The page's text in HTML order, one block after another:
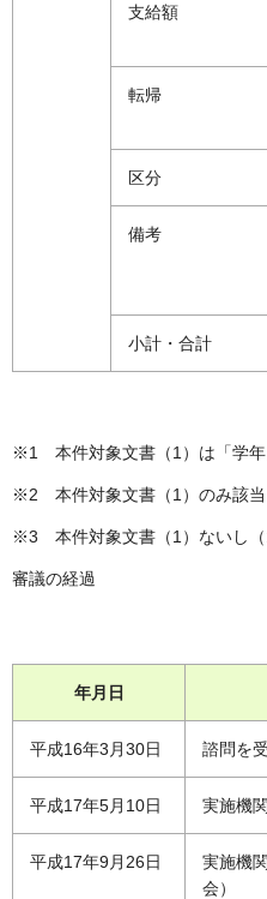
支給額
転帰
区分
備考
小計・合計
※1 本件対象文書（1）は「学年
※2 本件対象文書（1）のみ該当
※3 本件対象文書（1）ないし（
審議の経過
年月日
平成16年3月30日 諮問を
平成17年5月10日 実施機
平成17年9月26日
実施機
会）